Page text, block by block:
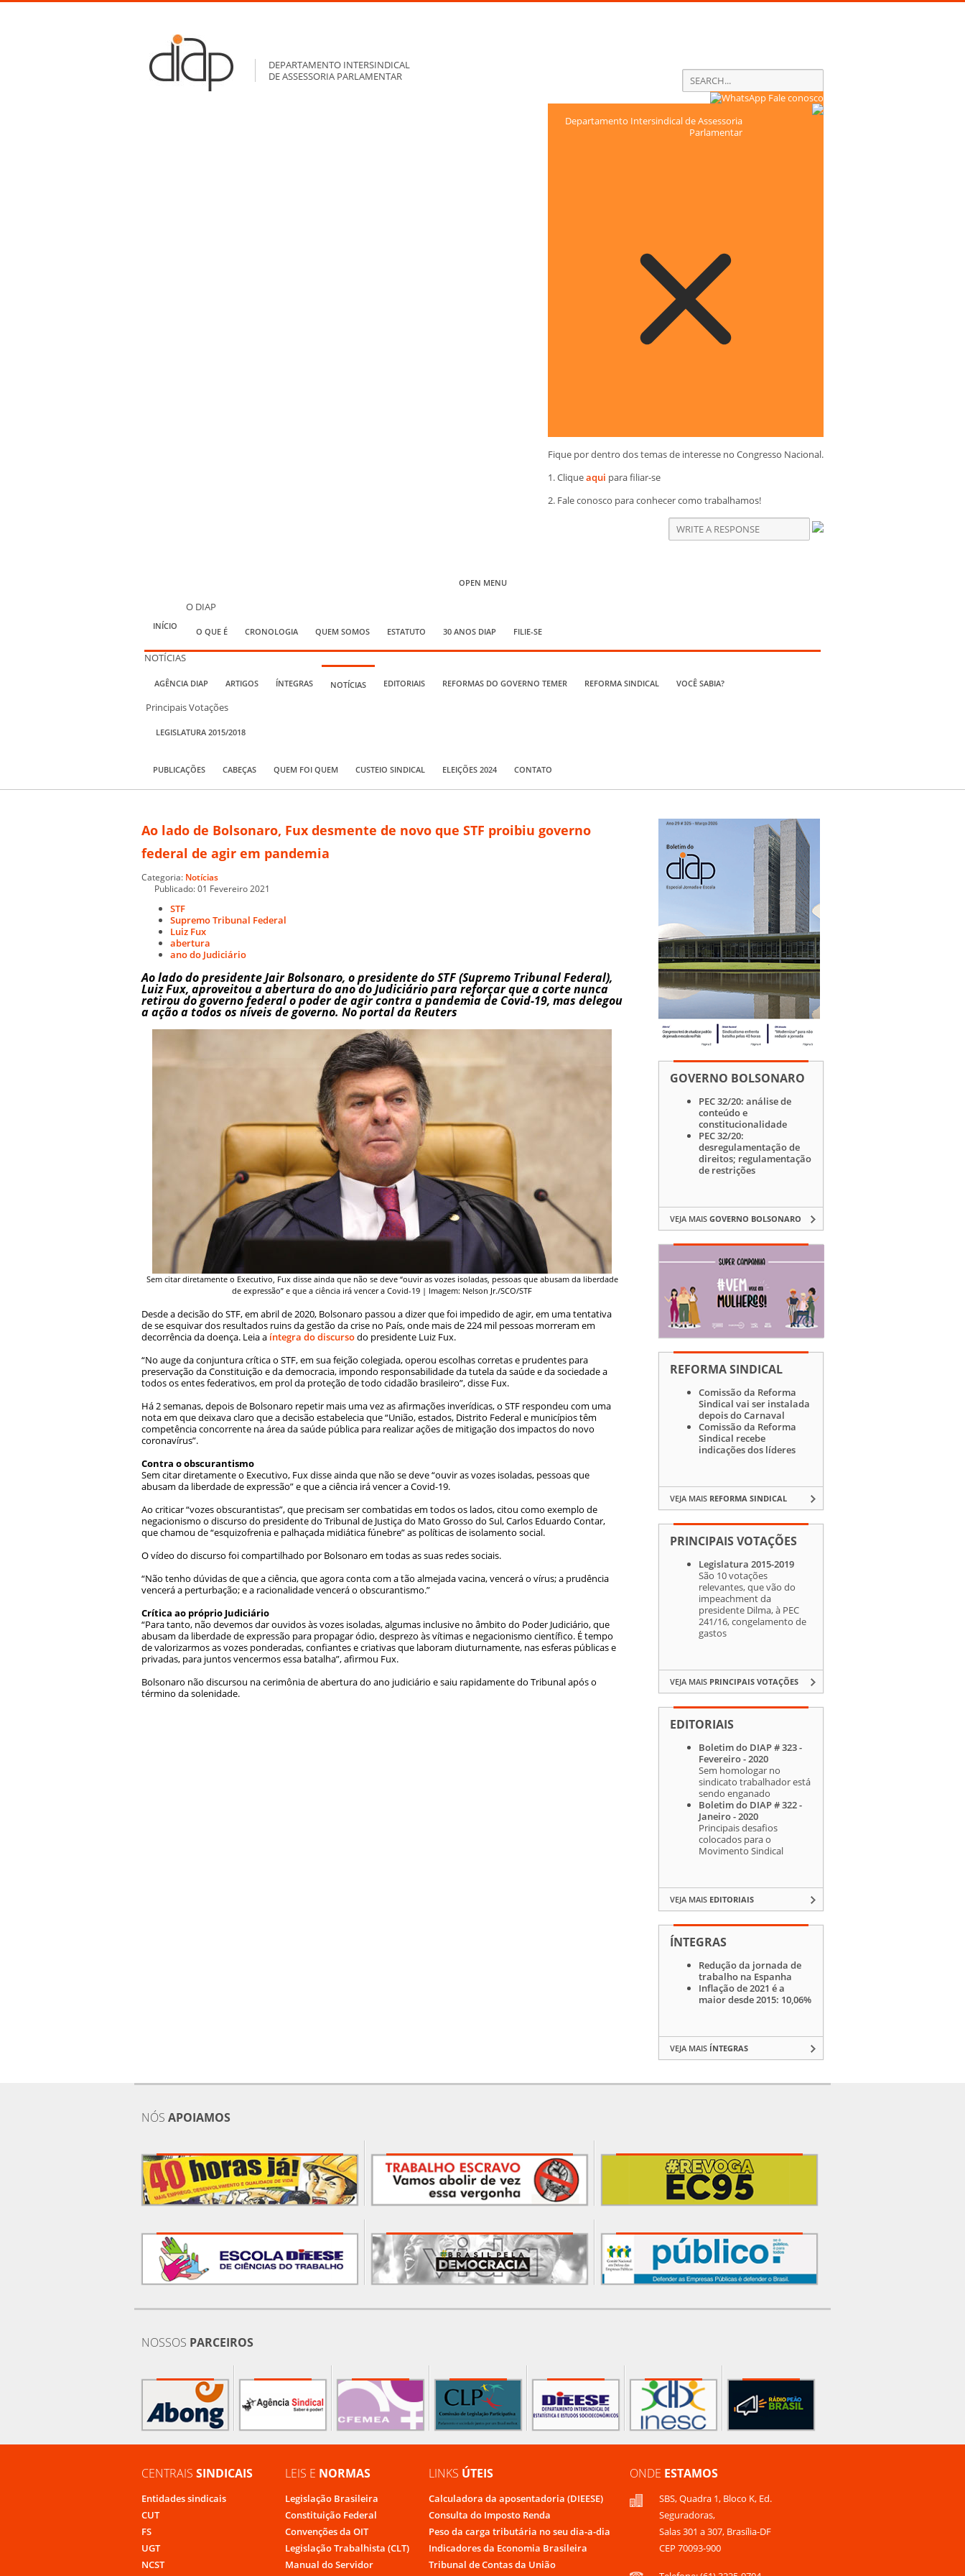
DEPARTAMENTO INTERSINDICAL
DE ASSESSORIA PARLAMENTAR
Fale conosco
Departamento Intersindical de Assessoria
Parlamentar
Fique por dentro dos temas de interesse no Congresso Nacional.
1. Cliqueaqui para filiar-se
2. Fale conosco para conhecer como trabalhamos!
OPEN MENU
INÍCIO
O DIAP
O QUE É CRONOLOGIA QUEM SOMOS ESTATUTO 30 ANOS DIAP FILIE-SE
NOTÍCIAS
AGÊNCIA DIAP ARTIGOS ÍNTEGRAS NOTÍCIAS EDITORIAIS REFORMAS DO GOVERNO TEMER REFORMA SINDICAL VOCÊ SABIA?
Principais Votações
LEGISLATURA 2015/2018
PUBLICAÇÕES CABEÇAS QUEM FOI QUEM CUSTEIO SINDICAL ELEIÇÕES 2024 CONTATO
Ao lado de Bolsonaro, Fux desmente de novo que STF proibiu governo
federal de agir em pandemia
Categoria: Notícias
Publicado: 01 Fevereiro 2021
STF
Supremo Tribunal Federal
Luiz Fux
abertura
ano do Judiciário
Ao lado do presidente Jair Bolsonaro, o presidente do STF (Supremo Tribunal Federal),
Luiz Fux, aproveitou a abertura do ano do Judiciário para reforçar que a corte nunca
retirou do governo federal o poder de agir contra a pandemia de Covid-19, mas delegou
a ação a todos os níveis de governo. No portal da Reuters
Sem citar diretamente o Executivo, Fux disse ainda que não se deve “ouvir as vozes isoladas, pessoas que abusam da liberdade
de expressão” e que a ciência irá vencer a Covid-19 | Imagem: Nelson Jr./SCO/STF
Desde a decisão do STF, em abril de 2020, Bolsonaro passou a dizer que foi impedido de agir, em uma tentativa
de se esquivar dos resultados ruins da gestão da crise no País, onde mais de 224 mil pessoas morreram em
decorrência da doença. Leia a íntegra do discursodo presidente Luiz Fux.
“No auge da conjuntura crítica o STF, em sua feição colegiada, operou escolhas corretas e prudentes para
preservação da Constituição e da democracia, impondo responsabilidade da tutela da saúde e da sociedade a
todos os entes federativos, em prol da proteção de todo cidadão brasileiro”, disse Fux.
Há 2 semanas, depois de Bolsonaro repetir mais uma vez as afirmações inverídicas, o STF respondeu com uma
nota em que deixava claro que a decisão estabelecia que “União, estados, Distrito Federal e municípios têm
competência concorrente na área da saúde pública para realizar ações de mitigação dos impactos do novo
coronavírus”.
Contra o obscurantismo
Sem citar diretamente o Executivo, Fux disse ainda que não se deve “ouvir as vozes isoladas, pessoas que
abusam da liberdade de expressão” e que a ciência irá vencer a Covid-19.
Ao criticar “vozes obscurantistas”, que precisam ser combatidas em todos os lados, citou como exemplo de
negacionismo o discurso do presidente do Tribunal de Justiça do Mato Grosso do Sul, Carlos Eduardo Contar,
que chamou de “esquizofrenia e palhaçada midiática fúnebre” as políticas de isolamento social.
O vídeo do discurso foi compartilhado por Bolsonaro em todas as suas redes sociais.
“Não tenho dúvidas de que a ciência, que agora conta com a tão almejada vacina, vencerá o vírus; a prudência
vencerá a perturbação; e a racionalidade vencerá o obscurantismo.”
Crítica ao próprio Judiciário
“Para tanto, não devemos dar ouvidos às vozes isoladas, algumas inclusive no âmbito do Poder Judiciário, que
abusam da liberdade de expressão para propagar ódio, desprezo às vítimas e negacionismo científico. É tempo
de valorizarmos as vozes ponderadas, confiantes e criativas que laboram diuturnamente, nas esferas públicas e
privadas, para juntos vencermos essa batalha”, afirmou Fux.
Bolsonaro não discursou na cerimônia de abertura do ano judiciário e saiu rapidamente do Tribunal após o
término da solenidade.
GOVERNO BOLSONARO
PEC 32/20: análise de
conteúdo e
constitucionalidade
PEC 32/20:
desregulamentação de
direitos; regulamentação
de restrições
VEJA MAIS GOVERNO BOLSONARO
REFORMA SINDICAL
Comissão da Reforma
Sindical vai ser instalada
depois do Carnaval
Comissão da Reforma
Sindical recebe
indicações dos líderes
VEJA MAIS REFORMA SINDICAL
PRINCIPAIS VOTAÇÕES
Legislatura 2015-2019
São 10 votações
relevantes, que vão do
impeachment da
presidente Dilma, à PEC
241/16, congelamento de
gastos
VEJA MAIS PRINCIPAIS VOTAÇÕES
EDITORIAIS
Boletim do DIAP # 323 -
Fevereiro - 2020
Sem homologar no
sindicato trabalhador está
sendo enganado
Boletim do DIAP # 322 -
Janeiro - 2020
Principais desafios
colocados para o
Movimento Sindical
VEJA MAIS EDITORIAIS
ÍNTEGRAS
Redução da jornada de
trabalho na Espanha
Inflação de 2021 é a
maior desde 2015: 10,06%
VEJA MAIS ÍNTEGRAS
NÓS APOIAMOS
NOSSOS PARCEIROS
CENTRAIS SINDICAIS
Entidades sindicais
CUT
FS
UGT
NCST
LEIS E NORMAS
Legislação Brasileira
Constituição Federal
Convenções da OIT
Legislação Trabalhista (CLT)
Manual do Servidor
LINKS ÚTEIS
Calculadora da aposentadoria (DIEESE)
Consulta do Imposto Renda
Peso da carga tributária no seu dia-a-dia
Indicadores da Economia Brasileira
Tribunal de Contas da União
ONDE ESTAMOS
SBS, Quadra 1, Bloco K, Ed.
Seguradoras,
Salas 301 a 307, Brasília-DF
CEP 70093-900